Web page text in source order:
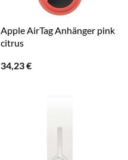
Apple AirTag Anhänger pink
citrus
34,23€